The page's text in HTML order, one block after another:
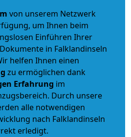
von unserem Netzwerk
um Ihnen beim
Einführen Ihrer
in Falklandinseln
helfen Ihnen einen
zu ermöglichen dank
Erfahrung im
Durch unsere
alle notwendigen
nach Falklandinseln
erledigt.